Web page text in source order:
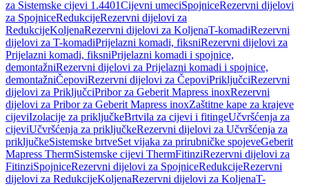
za Sistemske cijevi 1.4401Cijevni umeciSpojniceRezervni dijelovi
za SpojniceRedukcijeRezervni dijelovi za
RedukcijeKoljenaRezervni dijelovi za KoljenaT-komadiRezervni
dijelovi za T-komadiPrijelazni komadi, fiksniRezervni dijelovi za
Prijelazni komadi, fiksniPrijelazni komadi i spojnice,
demontažniRezervni dijelovi za Prijelazni komadi i spojnice,
demontažniČepoviRezervni dijelovi za ČepoviPriključciRezervni
dijelovi za PriključciPribor za Geberit Mapress inoxRezervni
dijelovi za Pribor za Geberit Mapress inoxZaštitne kape za krajeve
cijeviIzolacije za priključkeBrtvila za cijevi i fitingeUčvršćenja za
cijeviUčvršćenja za priključkeRezervni dijelovi za Učvršćenja za
priključkeSistemske brtveSet vijaka za prirubničke spojeveGeberit
Mapress ThermSistemske cijevi ThermFitinziRezervni dijelovi za
FitinziSpojniceRezervni dijelovi za SpojniceRedukcijeRezervni
dijelovi za RedukcijeKoljenaRezervni dijelovi za KoljenaT-